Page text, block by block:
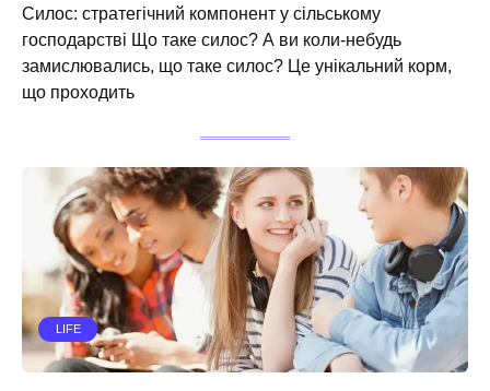
Силос: стратегічний компонент у сільському
господарстві Що таке силос? А ви коли-небудь
замислювались, що таке силос? Це унікальний корм,
що проходить
LIFE